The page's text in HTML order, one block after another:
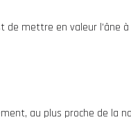
de mettre en valeur l’âne
au plus proche de la